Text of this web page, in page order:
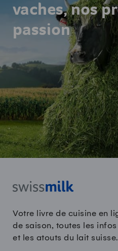
vaches, nos
passion
Votre livre de cuisine en
de saison, toutes les
et les atouts du lait suisse.